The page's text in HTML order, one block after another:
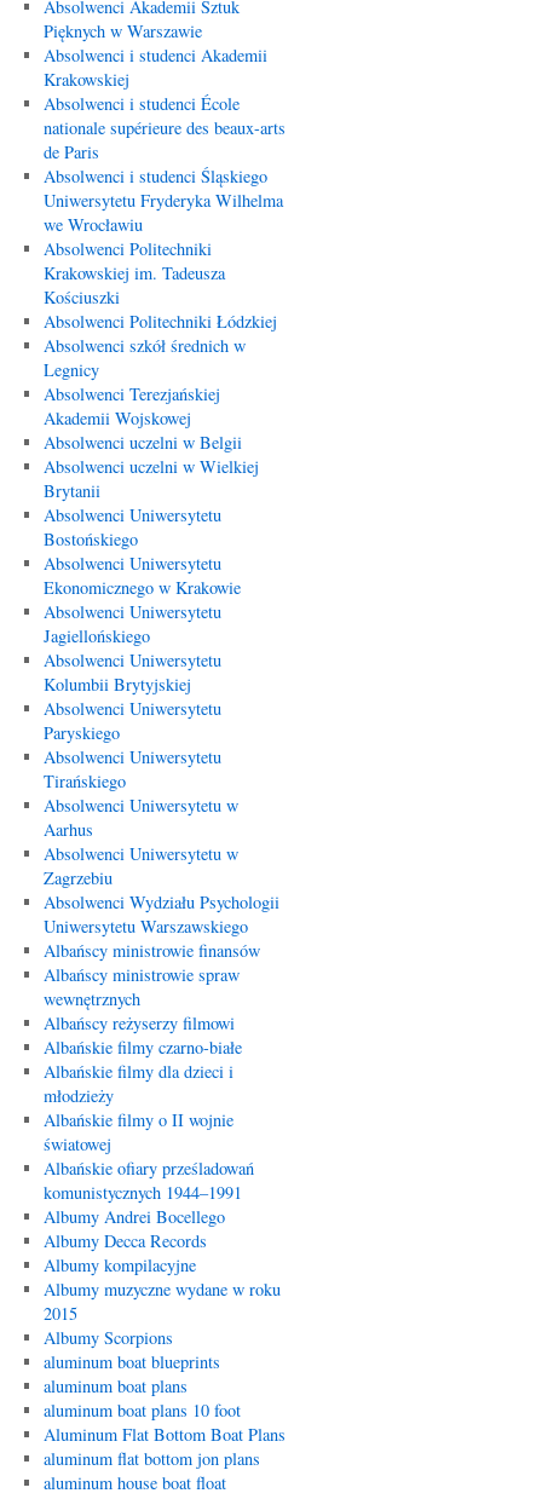
Absolwenci Akademii Sztuk
Pięknych w Warszawie
Absolwenci i studenci Akademii
Krakowskiej
Absolwenci i studenci École
nationale supérieure des beaux-arts
de Paris
Absolwenci i studenci Śląskiego
Uniwersytetu Fryderyka Wilhelma
we Wrocławiu
Absolwenci Politechniki
Krakowskiej im. Tadeusza
Kościuszki
Absolwenci Politechniki Łódzkiej
Absolwenci szkół średnich w
Legnicy
Absolwenci Terezjańskiej
Akademii Wojskowej
Absolwenci uczelni w Belgii
Absolwenci uczelni w Wielkiej
Brytanii
Absolwenci Uniwersytetu
Bostońskiego
Absolwenci Uniwersytetu
Ekonomicznego w Krakowie
Absolwenci Uniwersytetu
Jagiellońskiego
Absolwenci Uniwersytetu
Kolumbii Brytyjskiej
Absolwenci Uniwersytetu
Paryskiego
Absolwenci Uniwersytetu
Tirańskiego
Absolwenci Uniwersytetu w
Aarhus
Absolwenci Uniwersytetu w
Zagrzebiu
Absolwenci Wydziału Psychologii
Uniwersytetu Warszawskiego
Albańscy ministrowie finansów
Albańscy ministrowie spraw
wewnętrznych
Albańscy reżyserzy filmowi
Albańskie filmy czarno-białe
Albańskie filmy dla dzieci i
młodzieży
Albańskie filmy o II wojnie
światowej
Albańskie ofiary prześladowań
komunistycznych 1944–1991
Albumy Andrei Bocellego
Albumy Decca Records
Albumy kompilacyjne
Albumy muzyczne wydane w roku
2015
Albumy Scorpions
aluminum boat blueprints
aluminum boat plans
aluminum boat plans 10 foot
Aluminum Flat Bottom Boat Plans
aluminum flat bottom jon plans
aluminum house boat float